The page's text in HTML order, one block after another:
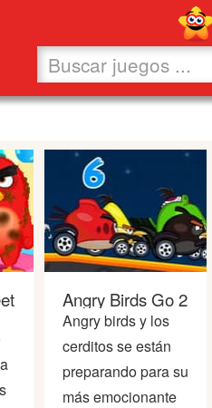
Angry Birds Go 2
Angry birds y los
cerditos se están
preparando para su
más emocionante